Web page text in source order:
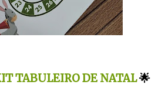
TABULEIRO DE NATAL🌟